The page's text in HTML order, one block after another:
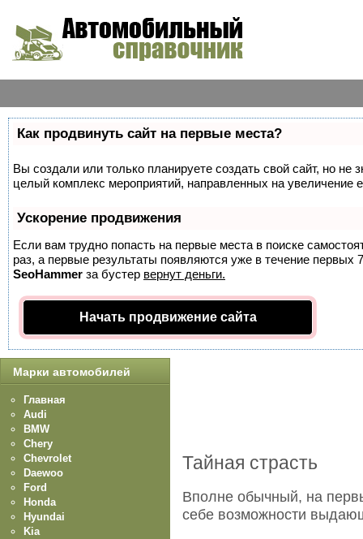
Как продвинуть сайт на первые места?
Вы создали или только планируете создать свой сайт, но не
целый комплекс мероприятий, направленных на увеличение
Ускорение продвижения
Если вам трудно попасть на первые места в поиске
раз, а первые результаты появляются уже в течение первых
SeoHammer за бустер вернут деньги.
Начать продвижение сайта
Тайная страсть
Вполне обычный, на
себе возможности
Марки автомобилей
Главная
Audi
BMW
Chery
Chevrolet
Daewoo
Ford
Honda
Hyundai
Kia